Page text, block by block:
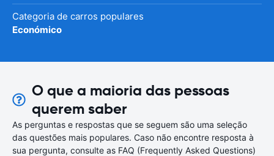
Categoria de carros populares
Económico
O que a maioria das pessoas
querem saber
As perguntas e respostas que se seguem são uma seleção
das questões mais populares. Caso não encontre resposta à
sua pergunta, consulte as FAQ (Frequently Asked Questions)